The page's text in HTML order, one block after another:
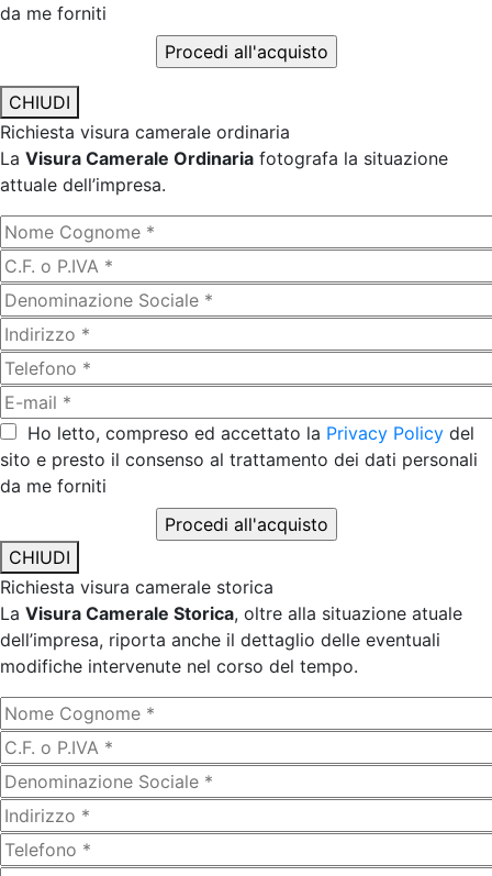
da me forniti
CHIUDI
Richiesta visura camerale ordinaria
La Visura Camerale Ordinaria fotografa la situazione
attuale dell’impresa.
Ho letto, compreso ed accettato la Privacy Policy del
sito e presto il consenso al trattamento dei dati personali
da me forniti
CHIUDI
Richiesta visura camerale storica
La Visura Camerale Storica, oltre alla situazione atuale
dell’impresa, riporta anche il dettaglio delle eventuali
modifiche intervenute nel corso del tempo.